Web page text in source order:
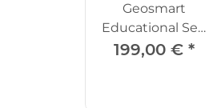
Geosmart
Educational Set,
100-tlg.
199,00 € *